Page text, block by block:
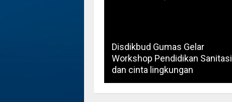
Disdikbud Gumas Gelar
Workshop Pendidikan Sanitasi
dan cinta lingkungan